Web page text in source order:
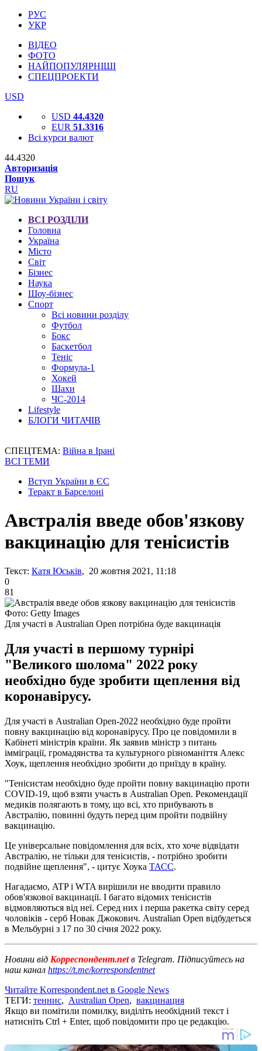
РУС
УКР
ВІДЕО
ФОТО
НАЙПОПУЛЯРНІШІ
СПЕЦПРОЕКТИ
USD
USD 44.4320
EUR 51.3316
Всі курси валют
44.4320
Авторизація
Пошук
RU
ВСІ РОЗДІЛИ
Головна
Україна
Місто
Світ
Бізнес
Наука
Шоу-бізнес
Спорт
Всі новини розділу
Футбол
Бокс
Баскетбол
Теніс
Формула-1
Хокей
Шахи
ЧС-2014
Lifestyle
БЛОГИ ЧИТАЧІВ
СПЕЦТЕМА: Війна в Ірані
ВСІ ТЕМИ
Вступ України в ЄС
Теракт в Барселоні
Австралія введе обов'язкову
вакцинацію для тенісистів
Текст: Катя Юськів, 20 жовтня 2021, 11:18
0
81
Фото: Getty Images
Для участі в Australian Open потрібна буде вакцинація
Для участі в першому турнірі
"Великого шолома" 2022 року
необхідно буде зробити щеплення від
коронавірусу.
Для участі в Australian Open-2022 необхідно буде пройти
повну вакцинацію від коронавірусу. Про це повідомили в
Кабінеті міністрів країни. Як заявив міністр з питань
імміграції, громадянства та культурного різноманіття Алекс
Хоук, щеплення необхідно зробити до приїзду в країну.
"Тенісистам необхідно буде пройти повну вакцинацію проти
COVID-19, щоб взяти участь в Australian Open. Рекомендації
медиків полягають в тому, що всі, хто прибувають в
Австралію, повинні будуть перед цим пройти подвійну
вакцинацію.
Це універсальне повідомлення для всіх, хто хоче відвідати
Австралію, не тільки для тенісистів, - потрібно зробити
подвійне щеплення", - цитує Хоука ТАСС.
Нагадаємо, ATP і WTA вирішили не вводити правило
обов'язкової вакцинації. І багато відомих тенісистів
відмовляються від неї. Серед них і перша ракетка світу серед
чоловіків - серб Новак Джокович. Australian Open відбудеться
в Мельбурні з 17 по 30 січня 2022 року.
Новини від Корреспондент.netв Telegram. Підписуйтесь на
наш канал https://t.me/korrespondentnet
Читайте Korrespondent.net в Google News
ТЕГИ: теннис, Australian Open, вакцинация
Якщо ви помітили помилку, виділіть необхідний текст і
натисніть Ctrl + Enter, щоб повідомити про це редакцію.